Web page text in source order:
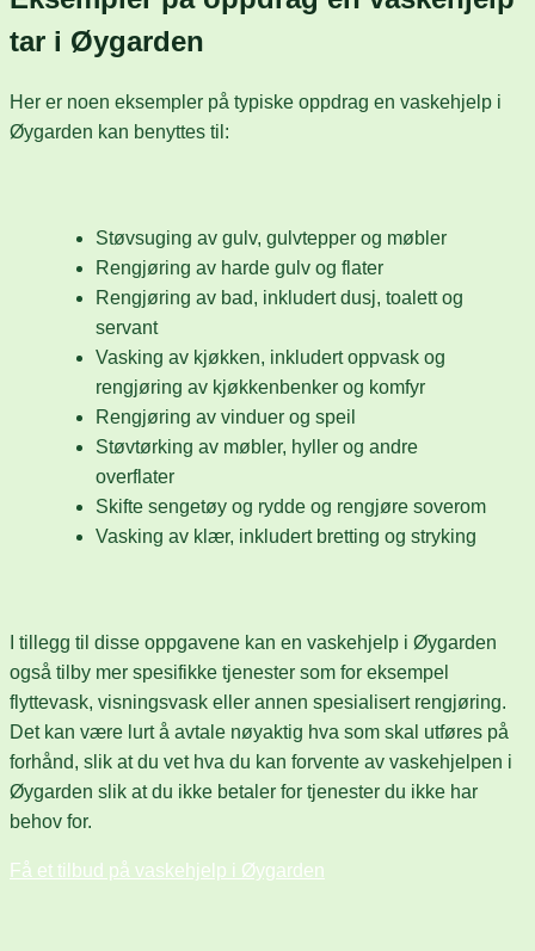
tar i Øygarden
Her er noen eksempler på typiske oppdrag en vaskehjelp i
Øygarden kan benyttes til:
Støvsuging av gulv, gulvtepper og møbler
Rengjøring av harde gulv og flater
Rengjøring av bad, inkludert dusj, toalett og
servant
Vasking av kjøkken, inkludert oppvask og
rengjøring av kjøkkenbenker og komfyr
Rengjøring av vinduer og speil
Støvtørking av møbler, hyller og andre
overflater
Skifte sengetøy og rydde og rengjøre soverom
Vasking av klær, inkludert bretting og stryking
I tillegg til disse oppgavene kan en vaskehjelp i Øygarden
også tilby mer spesifikke tjenester som for eksempel
flyttevask, visningsvask eller annen spesialisert rengjøring.
Det kan være lurt å avtale nøyaktig hva som skal utføres på
forhånd, slik at du vet hva du kan forvente av vaskehjelpen i
Øygarden slik at du ikke betaler for tjenester du ikke har
behov for.
Få et tilbud på vaskehjelp i Øygarden